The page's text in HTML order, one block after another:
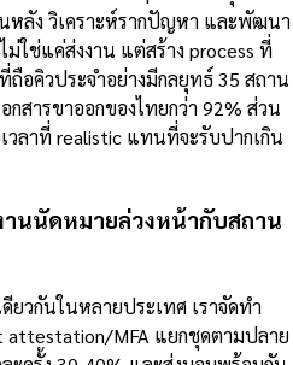
หลัง วิเคราะห์รากปัญหา และพัฒนา
ใช่แค่ส่งงาน แต่สร้าง process ที่
ถือคิวประจำอย่างมีกลยุทธ์ 35 สถาน
กสารขาออกของไทยกว่า 92% ส่วน
วลาที่ realistic แทนที่จะรับปากเกิน
านนัดหมายล่วงหน้ากับสถาน
ยวกันในหลายประเทศ เราจัดทำ
attestation/MFA แยกชุดตามปลาย